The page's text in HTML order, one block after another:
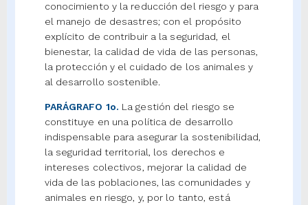
conocimiento y la reducción del riesgo y para
el manejo de desastres; con el propósito
explícito de contribuir a la seguridad, el
bienestar, la calidad de vida de las personas,
la protección y el cuidado de los animales y
al desarrollo sostenible.
PARÁGRAFO 1o. La gestión del riesgo se
constituye en una política de desarrollo
indispensable para asegurar la sostenibilidad,
la seguridad territorial, los derechos e
intereses colectivos, mejorar la calidad de
vida de las poblaciones, las comunidades y
animales en riesgo, y, por lo tanto, está